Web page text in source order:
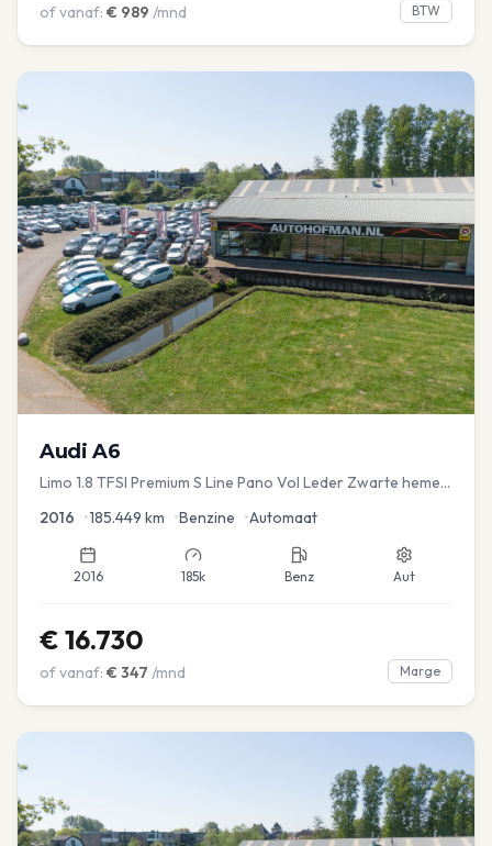
of vanaf: € 989 /mnd BTW
Audi A6
Limo 1.8 TFSI Premium S Line Pano Vol Leder Zwarte hemel
2016 •185.449 km •Benzine •Automaat
2016 185k Benz Aut
€ 16.730
of vanaf: € 347 /mnd Marge